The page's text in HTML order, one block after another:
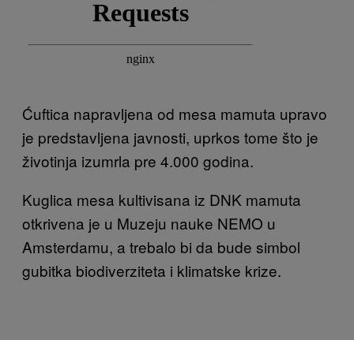
Ćuftica napravljena od mesa mamuta upravo
je predstavljena javnosti, uprkos tome što je
životinja izumrla pre 4.000 godina.
Kuglica mesa kultivisana iz DNK mamuta
otkrivena je u Muzeju nauke NEMO u
Amsterdamu, a trebalo bi da bude simbol
gubitka biodiverziteta i klimatske krize.